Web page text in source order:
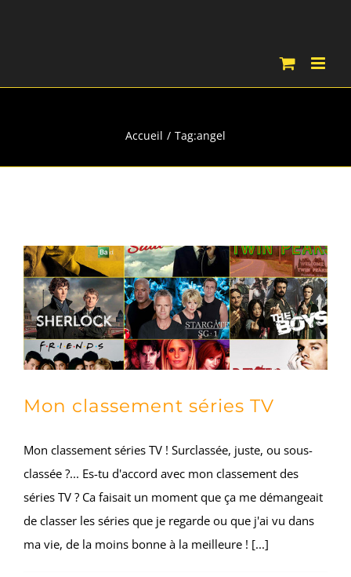
Accueil Tag:angel
Mon classement séries TV
Mon classement séries TV ! Surclassée, juste, ou sous-
classée ?... Es-tu d'accord avec mon classement des
séries TV ? Ca faisait un moment que ça me démangeait
de classer les séries que je regarde ou que j'ai vu dans
ma vie, de la moins bonne à la meilleure ! [...]